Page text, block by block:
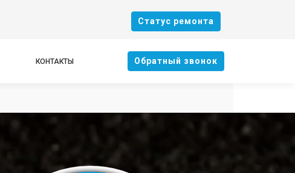
Cтатус ремонта
КОНТАКТЫ Oбратный звонок